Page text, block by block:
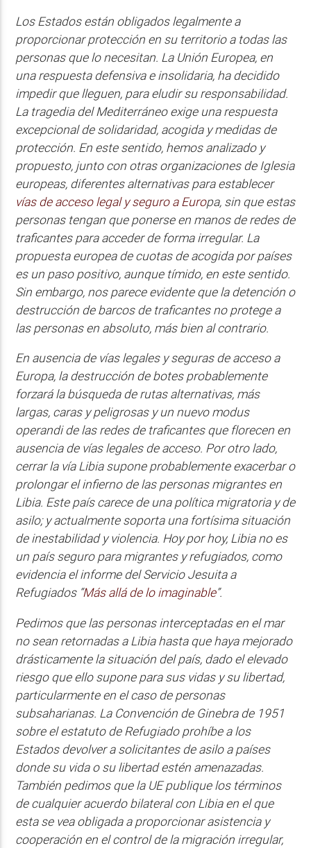
Los Estados están obligados legalmente a
proporcionar protección en su territorio a todas las
personas que lo necesitan. La Unión Europea, en
una respuesta defensiva e insolidaria, ha decidido
impedir que lleguen, para eludir su responsabilidad.
La tragedia del Mediterráneo exige una respuesta
excepcional de solidaridad, acogida y medidas de
protección. En este sentido, hemos analizado y
propuesto, junto con otras organizaciones de Iglesia
europeas, diferentes alternativas para establecer
vías de acceso legal y seguro a Europa, sin que estas
personas tengan que ponerse en manos de redes de
traficantes para acceder de forma irregular. La
propuesta europea de cuotas de acogida por países
es un paso positivo, aunque tímido, en este sentido.
Sin embargo, nos parece evidente que la detención o
destrucción de barcos de traficantes no protege a
las personas en absoluto, más bien al contrario.
En ausencia de vías legales y seguras de acceso a
Europa, la destrucción de botes probablemente
forzará la búsqueda de rutas alternativas, más
largas, caras y peligrosas y un nuevo modus
operandi de las redes de traficantes que florecen en
ausencia de vías legales de acceso. Por otro lado,
cerrar la vía Libia supone probablemente exacerbar o
prolongar el infierno de las personas migrantes en
Libia. Este país carece de una política migratoria y de
asilo; y actualmente soporta una fortísima situación
de inestabilidad y violencia. Hoy por hoy, Libia no es
un país seguro para migrantes y refugiados, como
evidencia el informe del Servicio Jesuita a
Refugiados “Más allá de lo imaginable”.
Pedimos que las personas interceptadas en el mar
no sean retornadas a Libia hasta que haya mejorado
drásticamente la situación del país, dado el elevado
riesgo que ello supone para sus vidas y su libertad,
particularmente en el caso de personas
subsaharianas. La Convención de Ginebra de 1951
sobre el estatuto de Refugiado prohíbe a los
Estados devolver a solicitantes de asilo a países
donde su vida o su libertad estén amenazadas.
También pedimos que la UE publique los términos
de cualquier acuerdo bilateral con Libia en el que
esta se vea obligada a proporcionar asistencia y
cooperación en el control de la migración irregular,